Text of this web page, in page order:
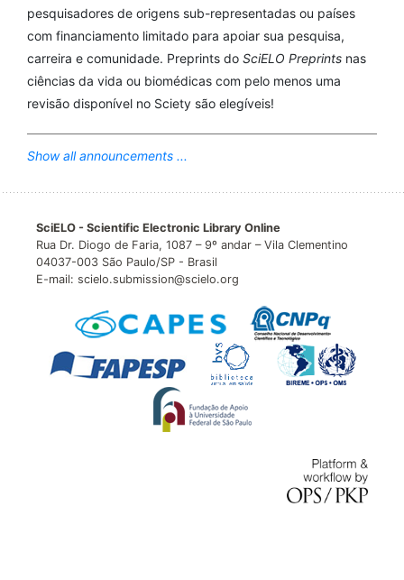
pesquisadores de origens sub-representadas ou países
com financiamento limitado para apoiar sua pesquisa,
carreira e comunidade. Preprints do SciELO Preprints nas
ciências da vida ou biomédicas com pelo menos uma
revisão disponível no Sciety são elegíveis!
Show all announcements ...
SciELO - Scientific Electronic Library Online
Rua Dr. Diogo de Faria, 1087 – 9º andar – Vila Clementino
04037-003 São Paulo/SP - Brasil
E-mail: scielo.submission@scielo.org